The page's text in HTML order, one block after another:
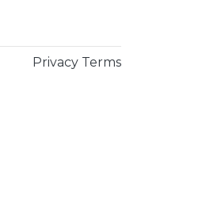
Privacy Terms